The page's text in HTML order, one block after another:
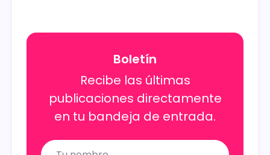
Boletín
Recibe las últimas
publicaciones directamente
en tu bandeja de entrada.
Name
Email